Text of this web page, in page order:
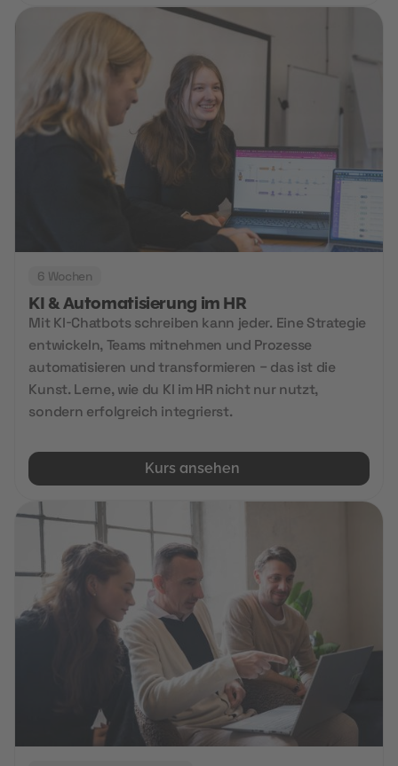
6 Wochen
KI & Automatisierung im HR
Mit KI-Chatbots schreiben kann jeder. Eine Strategie
entwickeln, Teams mitnehmen und Prozesse
automatisieren und transformieren – das ist die
Kunst. Lerne, wie du KI im HR nicht nur nutzt,
sondern erfolgreich integrierst.
Kurs ansehen